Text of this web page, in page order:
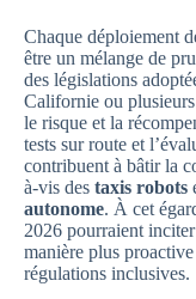
Chaque déploiement
être un mélange de
des législations
Californie ou
le risque et la
tests sur route et
contribuent à bâtir la
à-vis des taxis robots
autonome. À cet
2026 pourraient
manière plus
régulations inclusives.